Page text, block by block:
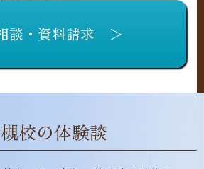
談・資料請求 ＞
校の体験談